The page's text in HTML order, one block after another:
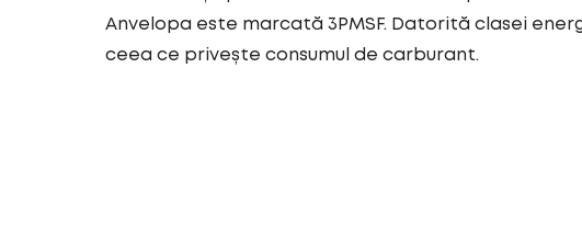
Anvelopa este marcată 3PMSF. Datorită clasei
ceea ce privește consumul de carburant.